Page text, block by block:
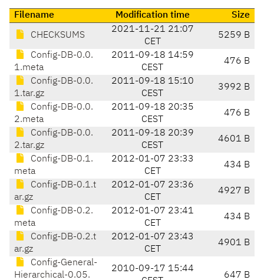
Filename Modification time Size
CHECKSUMS
2021-11-21 21:07
CET
5259 B
Config-DB-0.0.
1.meta
2011-09-18 14:59
CEST
476 B
Config-DB-0.0.
1.tar.gz
2011-09-18 15:10
CEST
3992 B
Config-DB-0.0.
2.meta
2011-09-18 20:35
CEST
476 B
Config-DB-0.0.
2.tar.gz
2011-09-18 20:39
CEST
4601 B
Config-DB-0.1.
meta
2012-01-07 23:33
CET
434 B
Config-DB-0.1.t
ar.gz
2012-01-07 23:36
CET
4927 B
Config-DB-0.2.
meta
2012-01-07 23:41
CET
434 B
Config-DB-0.2.t
ar.gz
2012-01-07 23:43
CET
4901 B
Config-General-
Hierarchical-0.05.
2010-09-17 15:44
647 B